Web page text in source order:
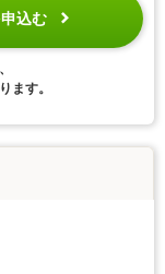
込む
ます。